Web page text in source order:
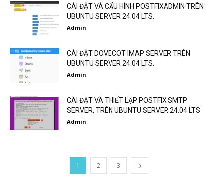
CÀI ĐẶT VÀ CẤU HÌNH POSTFIXADMIN TRÊN
UBUNTU SERVER 24.04 LTS.
Admin
CÀI ĐẶT DOVECOT IMAP SERVER TRÊN
UBUNTU SERVER 24.04 LTS.
Admin
CÀI ĐẶT VÀ THIẾT LẬP POSTFIX SMTP
SERVER, TRÊN UBUNTU SERVER 24.04 LTS
Admin
1 2 3